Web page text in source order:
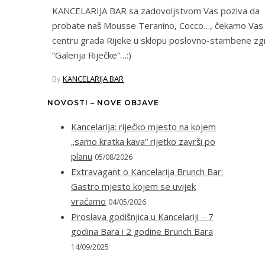
KANCELARIJA BAR sa zadovoljstvom Vas poziva da
probate naš Mousse Teranino, Cocco…, čekamo Vas
centru grada Rijeke u sklopu poslovno-stambene
“Galerija Riječke”…:)
ByKANCELARIJA BAR
NOVOSTI – NOVE OBJAVE
Kancelarija: riječko mjesto na kojem
„samo kratka kava” rijetko završi po
planu 05/08/2026
Extravagant o Kancelarija Brunch Bar:
Gastro mjesto kojem se uvijek
vraćamo 04/05/2026
Proslava godišnjica u Kancelariji – 7
godina Bara i 2 godine Brunch Bara
14/09/2025